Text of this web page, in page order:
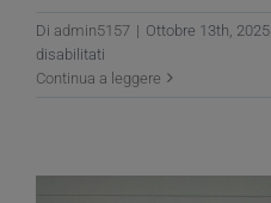
Di admin5157 | Ottobre 13th, 2025
disabilitati
Lo
Bosco:
Continua a leggere